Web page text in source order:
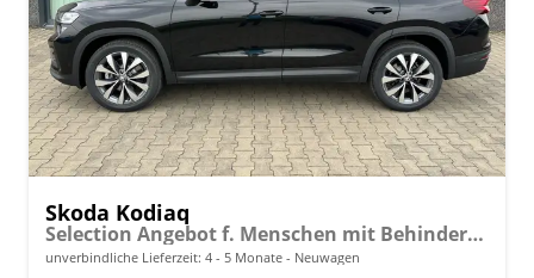
Skoda Kodiaq
Selection Angebot f. Menschen mit Behinderung 100%! 1.5 TSI Mild-Hybrid 150PS DSG, 17" Alu, Parksensoren v/h, Rückfahrkamera, 3-Zonen-Climatronic, SunSet, Sitzheizung, Side Assist, Fernlicht-Assist, Tempomat, Infotainment 10" + Smartlink, Virtual Cockpit, Tempo
unverbindliche Lieferzeit: 4 - 5 Monate Neuwagen